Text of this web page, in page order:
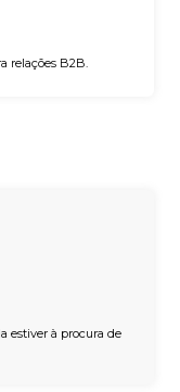
relações B2B.
estiver à procura de